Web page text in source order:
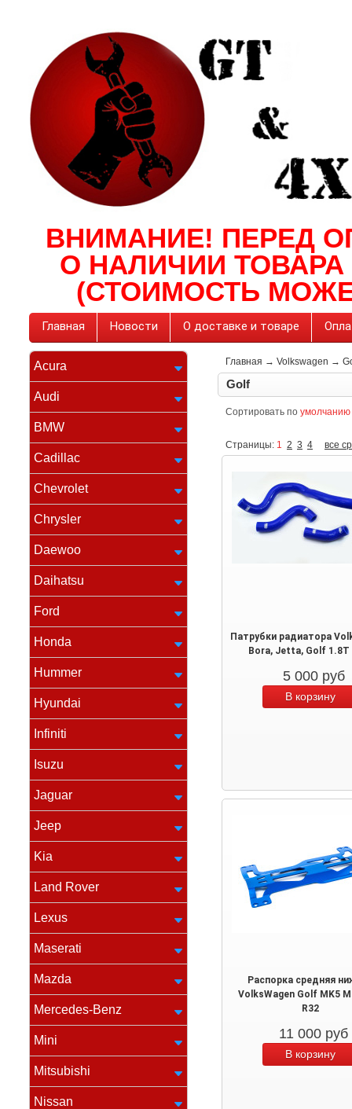
ВНИМАНИЕ! ПЕРЕД
О НАЛИЧИИ
(СТОИМОСТЬ
Главная Новости О доставке и товаре
Acura
Audi
BMW
Cadillac
Chevrolet
Chrysler
Daewoo
Daihatsu
Ford
Honda
Hummer
Hyundai
Infiniti
Isuzu
Jaguar
Jeep
Kia
Land Rover
Lexus
Maserati
Mazda
Mercedes-Benz
Mini
Mitsubishi
Nissan
Главная → Volkswagen →
Golf
Сортировать по умолчанию
Страницы: 1 2 3 4 все
Патрубки радиатора
Bora, Jetta, Golf 1.8T
5 000 руб
Распорка средняя
VolksWagen Golf MK5
R32
11 000 руб